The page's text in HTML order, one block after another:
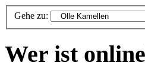
Gehe zu:
Wer ist